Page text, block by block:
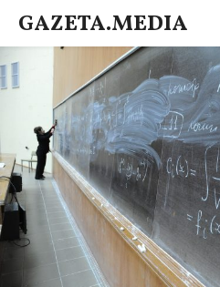
GAZETA.MEDIA